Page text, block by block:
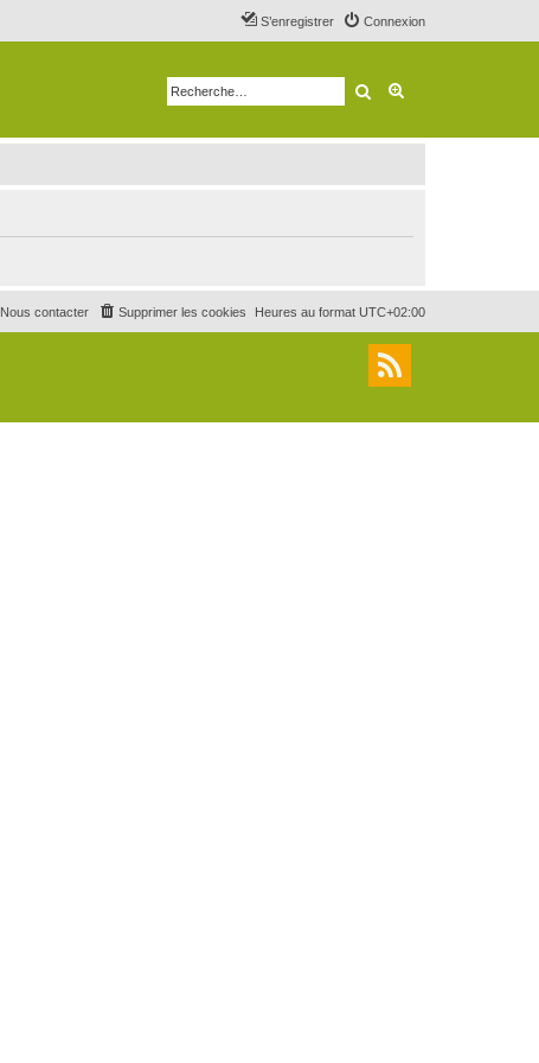
Connexion
S’enregistrer
Rechercher
Heures au format UTC+02:00
Supprimer les cookies
Nous contacter